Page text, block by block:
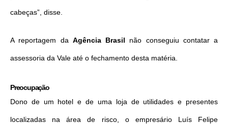
cabeças”, disse.
A reportagem da Agência Brasil não conseguiu contatar a
assessoria da Vale até o fechamento desta matéria.
Preocupação
Dono de um hotel e de uma loja de utilidades e presentes
localizadas na área de risco, o empresário Luís Felipe